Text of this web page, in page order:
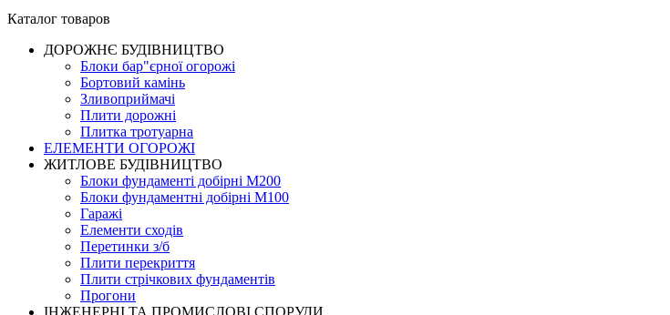
Каталог товаров
ДОРОЖНЄ БУДIВНИЦТВО
Блоки бар"єрної огорожі
Бортовий камінь
Зливоприймачі
Плити дорожні
Плитка тротуарна
ЕЛЕМЕНТИ ОГОРОЖІ
ЖИТЛОВЕ БУДIВНИЦТВО
Блоки фундаменті добірні М200
Блоки фундаментні добірні М100
Гаражі
Елементи сходів
Перетинки з/б
Плити перекриття
Плити стрічкових фундаментів
Прогони
ІНЖЕНЕРНІ ТА ПРОМИСЛОВІ СПОРУДИ